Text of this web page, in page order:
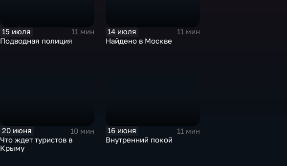
15 июля
11 мин
Подводная полиция
14 июля
11 мин
Найдено в Москве
20 июня
10 мин
Что ждет туристов в
Крыму
16 июня
11 мин
Внутренний покой